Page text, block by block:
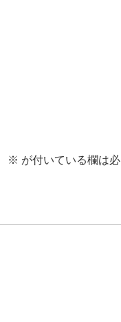
※ が付いている欄は必